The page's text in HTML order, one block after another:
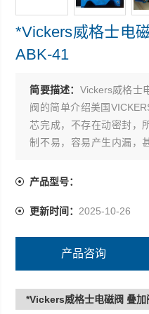
*Vickers威格士电
ABK-41
简要描述： Vickers威格士
阀的简单介绍美国
芯完成，不存在动密封，
制不易，容易产生内漏，
DGMPC-3-ABK-41
产品型号：
更新时间： 2025-10-26
产品咨询
*Vickers威格士电磁阀 叠